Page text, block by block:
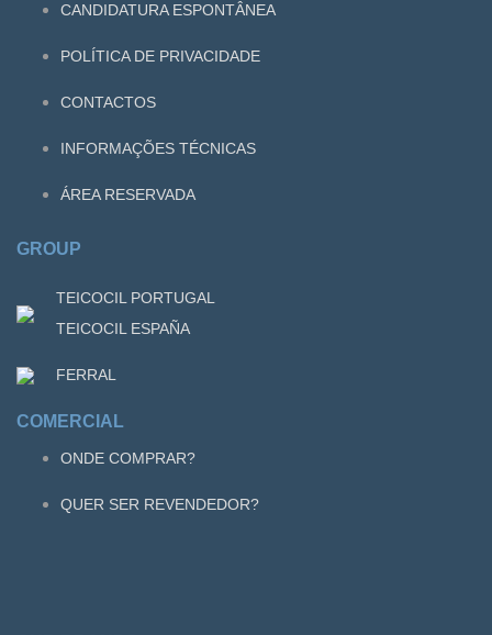
CANDIDATURA ESPONTÂNEA
POLÍTICA DE PRIVACIDADE
CONTACTOS
INFORMAÇÕES TÉCNICAS
ÁREA RESERVADA
GROUP
TEICOCIL PORTUGAL
TEICOCIL ESPAÑA
FERRAL
COMERCIAL
ONDE COMPRAR?
QUER SER REVENDEDOR?